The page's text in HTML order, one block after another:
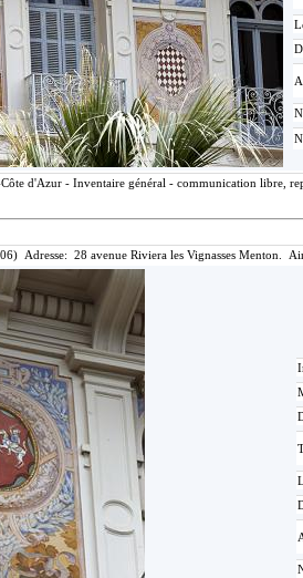
d'Azur - Inventaire général - communication libre,
Adresse: 28 avenue Riviera les Vignasses Menton.